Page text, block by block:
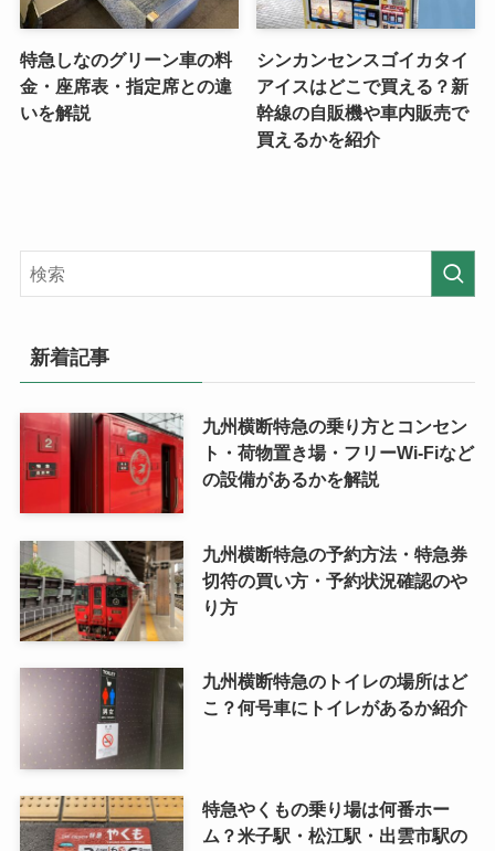
特急しなのグリーン車の料
金・座席表・指定席との違
いを解説
シンカンセンスゴイカタイ
アイスはどこで買える？新
幹線の自販機や車内販売で
買えるかを紹介
新着記事
九州横断特急の乗り方とコンセン
ト・荷物置き場・フリーWi-Fiなど
の設備があるかを解説
九州横断特急の予約方法・特急券
切符の買い方・予約状況確認のや
り方
九州横断特急のトイレの場所はど
こ？何号車にトイレがあるか紹介
特急やくもの乗り場は何番ホー
ム？米子駅・松江駅・出雲市駅の